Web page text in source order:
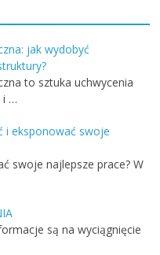
jak wydobyć
to sztuka uchwycenia
i …
i eksponować swoje
swoje najlepsze prace? W
są na wyciągnięcie